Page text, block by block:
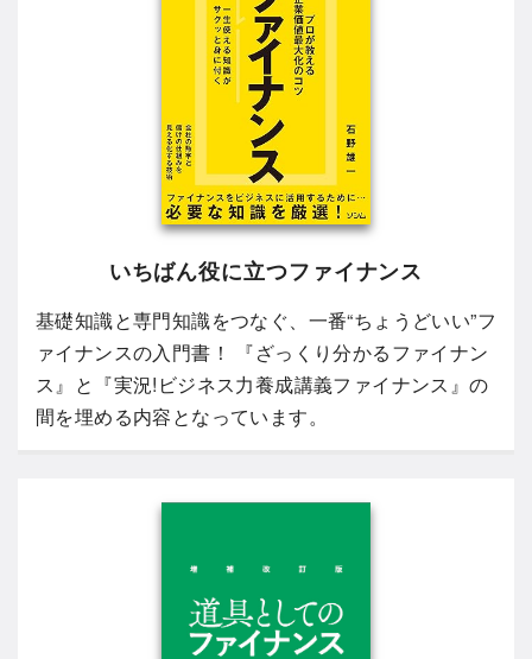
いちばん役に立つファイナンス
基礎知識と専門知識をつなぐ、一番“ちょうどいい”フ
ァイナンスの入門書！ 『ざっくり分かるファイナン
ス』と『実況!ビジネス力養成講義ファイナンス』の
間を埋める内容となっています。